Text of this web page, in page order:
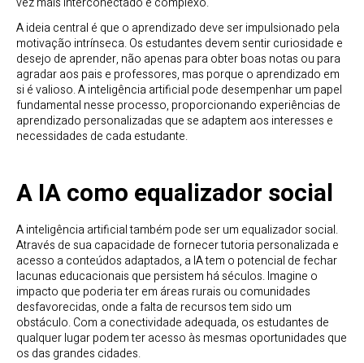
A ideia central é que o aprendizado deve ser impulsionado pela
motivação intrínseca. Os estudantes devem sentir curiosidade e
desejo de aprender, não apenas para obter boas notas ou para
agradar aos pais e professores, mas porque o aprendizado em
si é valioso. A inteligência artificial pode desempenhar um papel
fundamental nesse processo, proporcionando experiências de
aprendizado personalizadas que se adaptem aos interesses e
necessidades de cada estudante.
A IA como equalizador social
A inteligência artificial também pode ser um equalizador social.
Através de sua capacidade de fornecer tutoria personalizada e
acesso a conteúdos adaptados, a IA tem o potencial de fechar
lacunas educacionais que persistem há séculos. Imagine o
impacto que poderia ter em áreas rurais ou comunidades
desfavorecidas, onde a falta de recursos tem sido um
obstáculo. Com a conectividade adequada, os estudantes de
qualquer lugar podem ter acesso às mesmas oportunidades que
os das grandes cidades.